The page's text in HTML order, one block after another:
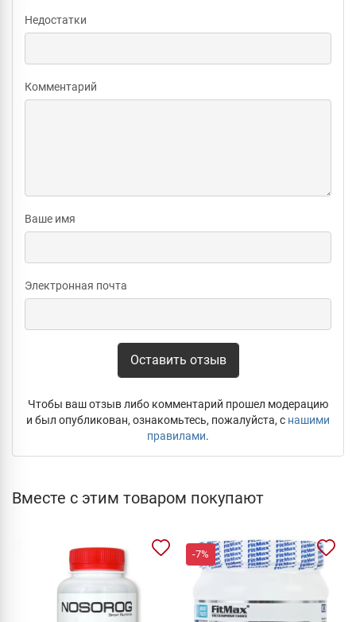
Недостатки
Комментарий
Ваше имя
Электронная почта
Оставить отзыв
Чтобы ваш отзыв либо комментарий прошел модерацию
и был опубликован, ознакомьтесь, пожалуйста, с нашими
правилами.
Вместе с этим товаром покупают
-7%